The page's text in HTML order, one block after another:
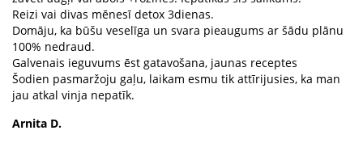
Reizi vai divas mēnesī detox 3dienas.
Domāju, ka būšu veselīga un svara pieaugums ar šādu plānu
100% nedraud.
Galvenais ieguvums ēst gatavošana, jaunas receptes
Šodien pasmaržoju gaļu, laikam esmu tik attīrijusies, ka man
jau atkal vinja nepatīk.
Arnita D.